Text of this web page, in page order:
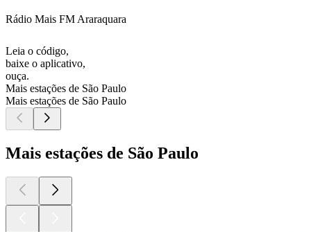
Rádio Mais FM Araraquara
Leia o código,
baixe o aplicativo,
ouça.
Mais estações de São Paulo
Mais estações de São Paulo
Mais estações de São Paulo